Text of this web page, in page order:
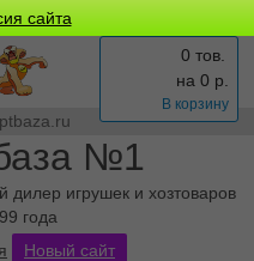
сайта
№1
игрушек и хозтоваров
года
0 тов.
на 0 р.
В корзину
Новый сайт